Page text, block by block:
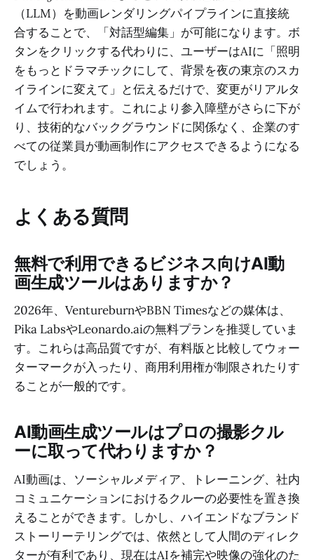
（LLM）を動画レンダリングパイプラインに直接統
合することで、「対話型編集」が可能になります。ボ
タンをクリックする代わりに、ユーザーはAIに「照明
をもっとドラマチックにして、背景を夜の東京のスカ
イラインに変えて」と伝えるだけで、変更がリアルタ
イムで行われます。これにより参入障壁がさらに下が
り、技術的なバックグラウンドに関係なく、企業のす
べての従業員が動画制作にアクセスできるようになる
でしょう。
よくある質問
無料で利用できるビジネス向けAI動
画生成ツールはありますか？
2026年、VentureburnやBBN Timesなどの媒体は、
Pika LabsやLeonardo.aiの無料プランを推奨していま
す。これらは高品質ですが、有料版と比較してウォー
ターマークが入ったり、商用利用権が制限されたりす
ることが一般的です。
AI動画生成ツールはプロの撮影クル
ーに取って代わりますか？
AI動画は、ソーシャルメディア、トレーニング、社内
コミュニケーションにおけるクルーの必要性を置き換
えることができます。しかし、ハイエンドなブランド
ストーリーテリングでは、依然として人間のディレク
ターが有利であり、現在はAIを補完や映像の強化のた